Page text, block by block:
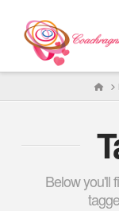
Below you'll